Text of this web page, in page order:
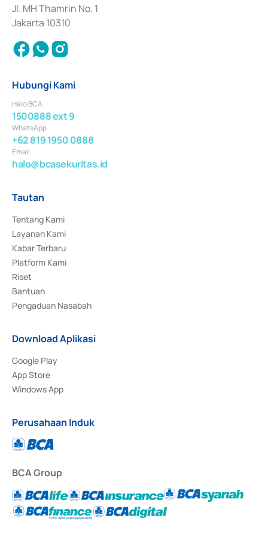
Jl. MH Thamrin No. 1
Jakarta 10310
Hubungi Kami
Halo BCA
1500888 ext 9
WhatsApp
+62 819 1950 0888
Email
halo@bcasekuritas.id
Tautan
Tentang Kami
Layanan Kami
Kabar Terbaru
Platform Kami
Riset
Bantuan
Pengaduan Nasabah
Download Aplikasi
Google Play
App Store
Windows App
Perusahaan Induk
BCA Group